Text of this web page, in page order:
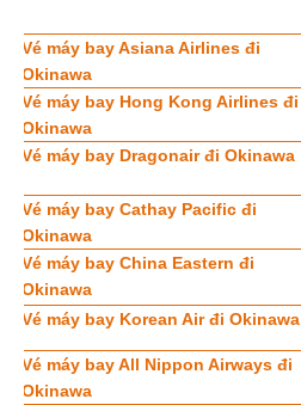
Vé máy bay Asiana Airlines đi
Okinawa
Vé máy bay Hong Kong Airlines đi
Okinawa
Vé máy bay Dragonair đi Okinawa
Vé máy bay Cathay Pacific đi
Okinawa
Vé máy bay China Eastern đi
Okinawa
Vé máy bay Korean Air đi Okinawa
Vé máy bay All Nippon Airways đi
Okinawa